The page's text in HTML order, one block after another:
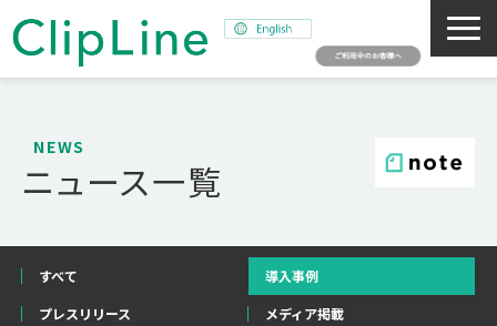
ミッション
サステナビリティ
採用情報
NEWS
ニュース一覧
すべて
導入事例
プレスリリース
メディア掲載